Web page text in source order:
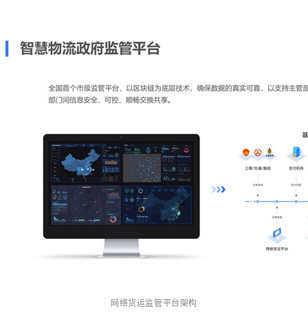
网络货运监管平台架构